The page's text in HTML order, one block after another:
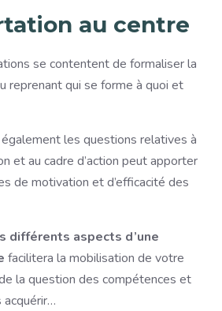
au centre
se contentent de formaliser la
reprenant qui se forme à quoi et
les questions relatives à
et au cadre d’action peut apporter
de motivation et d’efficacité des
différents aspects d’une
facilitera la mobilisation de votre
la question des compétences et
acquérir…